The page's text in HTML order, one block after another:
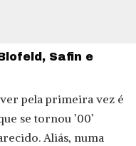
Safin e
pela primeira vez é
se tornou ’00’
Aliás, numa